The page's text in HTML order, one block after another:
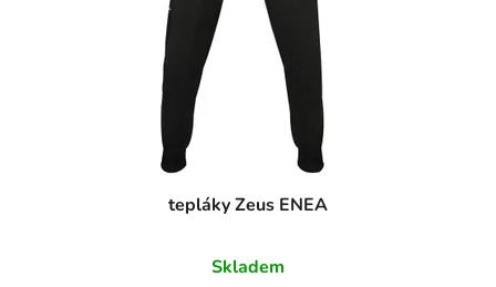
tepláky Zeus ENEA
Skladem